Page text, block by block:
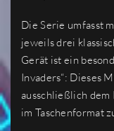
Die Serie umfasst
jeweils drei
Gerät ist ein
Invaders“: Dieses
ausschließlich
im Taschenformat